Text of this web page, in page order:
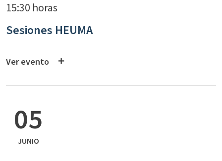
15:30 horas
Sesiones HEUMA
Ver evento
05
JUNIO